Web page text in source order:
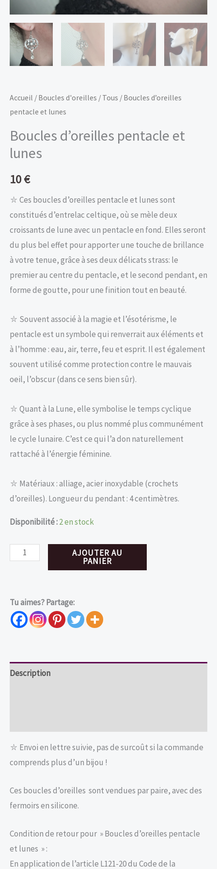
Accueil / Boucles d'oreilles / Tous / Boucles d’oreilles
pentacle et lunes
Boucles d’oreilles pentacle et
lunes
10€
⛥ Ces boucles d’oreilles pentacle et lunes sont
constitués d’entrelac celtique, où se mèle deux
croissants de lune avec un pentacle en fond. Elles seront
du plus bel effet pour apporter une touche de brillance
à votre tenue, grâce à ses deux délicats strass: le
premier au centre du pentacle, et le second pendant, en
forme de goutte, pour une finition tout en beauté.
⛥ Souvent associé à la magie et l’ésotérisme, le
pentacle est un symbole qui renverrait aux éléments et
à l’homme : eau, air, terre, feu et esprit. Il est également
souvent utilisé comme protection contre le mauvais
oeil, l’obscur (dans ce sens bien sûr).
⛥ Quant à la Lune, elle symbolise le temps cyclique
grâce à ses phases, ou plus nommé plus communément
le cycle lunaire. C’est ce qui l’a don naturellement
rattaché à l’énergie féminine.
⛥ Matériaux : alliage, acier inoxydable (crochets
d’oreilles). Longueur du pendant : 4 centimètres.
Disponibilité :2 en stock
quantité
d'oreilles
pentacle
et
AJOUTER AU
PANIER
Tu aimes? Partage:
Description
⛥ Envoi en lettre suivie, pas de surcoût si la commande
comprends plus d’un bijou !
Ces boucles d’oreilles sont vendues par paire, avec des
fermoirs en silicone.
Condition de retour pour » Boucles d’oreilles pentacle
et lunes » :
En application de l’article L121-20 du Code de la